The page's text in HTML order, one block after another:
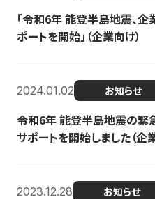
「令和6年 能登半島地震、
ポートを開始」（企業向け）
2024.01.02 お知らせ
令和6年 能登半島地震の緊
サポートを開始しました（企
2023.12.28 お知らせ